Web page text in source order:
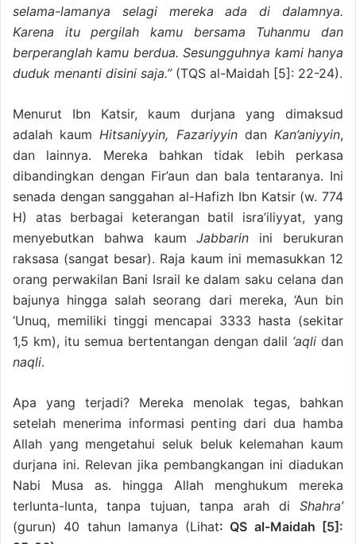
selama-lamanya selagi mereka ada di dalamnya.
Karena itu pergilah kamu bersama Tuhanmu dan
berperanglah kamu berdua. Sesungguhnya kami hanya
duduk menanti disini saja.”(TQS al-Maidah [5]: 22-24).
Menurut Ibn Katsir, kaum durjana yang dimaksud
adalah kaumHitsaniyyin, Fazariyyin danKan’aniyyin,
dan lainnya. Mereka bahkan tidak lebih perkasa
dibandingkan dengan Fir’aun dan bala tentaranya. Ini
senada dengan sanggahan al-Hafizh Ibn Katsir (w. 774
H) atas berbagai keterangan batil isra’iliyyat, yang
menyebutkan bahwa kaumJabbarin ini berukuran
raksasa (sangat besar). Raja kaum ini memasukkan 12
orang perwakilan Bani Israil ke dalam saku celana dan
bajunya hingga salah seorang dari mereka, ‘Aun bin
‘Unuq, memiliki tinggi mencapai 3333 hasta (sekitar
1,5 km), itu semua bertentangan dengan dalil ‘aqli dan
naqli.
Apa yang terjadi? Mereka menolak tegas, bahkan
setelah menerima informasi penting dari dua hamba
Allah yang mengetahui seluk beluk kelemahan kaum
durjana ini. Relevan jika pembangkangan ini diadukan
Nabi Musa as. hingga Allah menghukum mereka
terlunta-lunta, tanpa tujuan, tanpa arah di Shahra’
(gurun) 40 tahun lamanya (Lihat: QS al-Maidah [5]: